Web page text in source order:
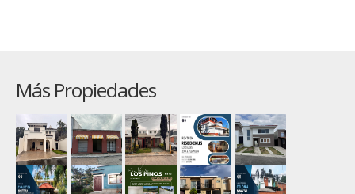
Más Propiedades